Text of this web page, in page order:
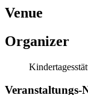
Venue
Organizer
Veranstaltungs-